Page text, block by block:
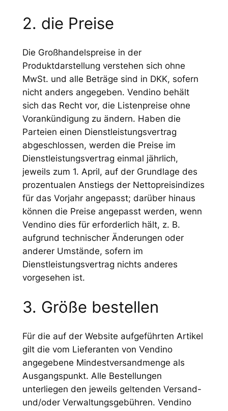
2. die Preise
Die Großhandelspreise in der
Produktdarstellung verstehen sich ohne
MwSt. und alle Beträge sind in DKK, sofern
nicht anders angegeben. Vendino behält
sich das Recht vor, die Listenpreise ohne
Vorankündigung zu ändern. Haben die
Parteien einen Dienstleistungsvertrag
abgeschlossen, werden die Preise im
Dienstleistungsvertrag einmal jährlich,
jeweils zum 1. April, auf der Grundlage des
prozentualen Anstiegs der Nettopreisindizes
für das Vorjahr angepasst; darüber hinaus
können die Preise angepasst werden, wenn
Vendino dies für erforderlich hält, z. B.
aufgrund technischer Änderungen oder
anderer Umstände, sofern im
Dienstleistungsvertrag nichts anderes
vorgesehen ist.
3. Größe bestellen
Für die auf der Website aufgeführten Artikel
gilt die vom Lieferanten von Vendino
angegebene Mindestversandmenge als
Ausgangspunkt. Alle Bestellungen
unterliegen den jeweils geltenden Versand-
und/oder Verwaltungsgebühren. Vendino